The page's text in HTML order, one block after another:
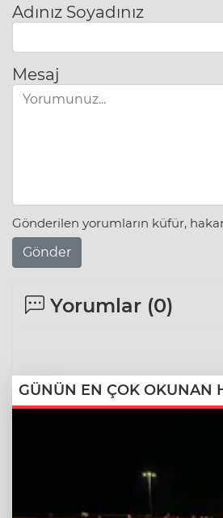
Adınız Soyadınız
Mesaj
Gönderilen yorumların küfür,
Gönder
Yorumlar (0)
GÜNÜN EN ÇOK OKUNAN